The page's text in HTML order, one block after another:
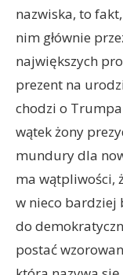
nazwiska, to
nim głównie
największych
prezent na
chodzi o
wątek żony
mundury dla
ma wątpliwości,
w nieco bardziej
do
postać